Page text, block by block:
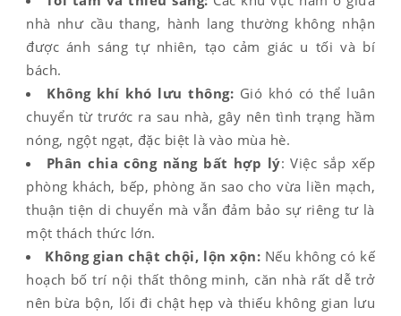
nhà như cầu thang, hành lang thường không nhận
được ánh sáng tự nhiên, tạo cảm giác u tối và bí
bách.
Không khí khó lưu thông: Gió khó có thể luân
chuyển từ trước ra sau nhà, gây nên tình trạng hầm
nóng, ngột ngạt, đặc biệt là vào mùa hè.
Phân chia công năng bất hợp lý: Việc sắp xếp
phòng khách, bếp, phòng ăn sao cho vừa liền mạch,
thuận tiện di chuyển mà vẫn đảm bảo sự riêng tư là
một thách thức lớn.
Không gian chật chội, lộn xộn: Nếu không có kế
hoạch bố trí nội thất thông minh, căn nhà rất dễ trở
nên bừa bộn, lối đi chật hẹp và thiếu không gian lưu